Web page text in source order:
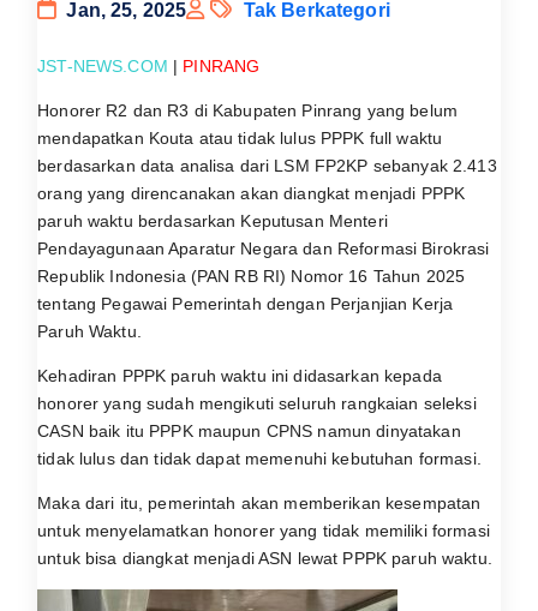
Jan, 25, 2025 Tak Berkategori
JST-NEWS.COM | PINRANG
Honorer R2 dan R3 di Kabupaten Pinrang yang belum
mendapatkan Kouta atau tidak lulus PPPK full waktu
berdasarkan data analisa dari LSM FP2KP sebanyak 2.413
orang yang direncanakan akan diangkat menjadi PPPK
paruh waktu berdasarkan Keputusan Menteri
Pendayagunaan Aparatur Negara dan Reformasi Birokrasi
Republik Indonesia (PAN RB RI) Nomor 16 Tahun 2025
tentang Pegawai Pemerintah dengan Perjanjian Kerja
Paruh Waktu.
Kehadiran PPPK paruh waktu ini didasarkan kepada
honorer yang sudah mengikuti seluruh rangkaian seleksi
CASN baik itu PPPK maupun CPNS namun dinyatakan
tidak lulus dan tidak dapat memenuhi kebutuhan formasi.
Maka dari itu, pemerintah akan memberikan kesempatan
untuk menyelamatkan honorer yang tidak memiliki formasi
untuk bisa diangkat menjadi ASN lewat PPPK paruh waktu.